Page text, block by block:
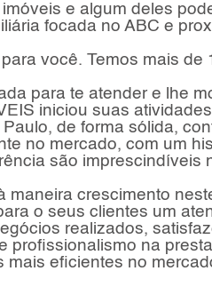
e algum deles
focada no ABC e
você. Temos mais de
para te atender e lhe
iniciou suas
de forma sólida,
no mercado, com um
são imprescindíveis
maneira crescimento
o seus clientes um
realizados,
profissionalismo na
mais eficientes no